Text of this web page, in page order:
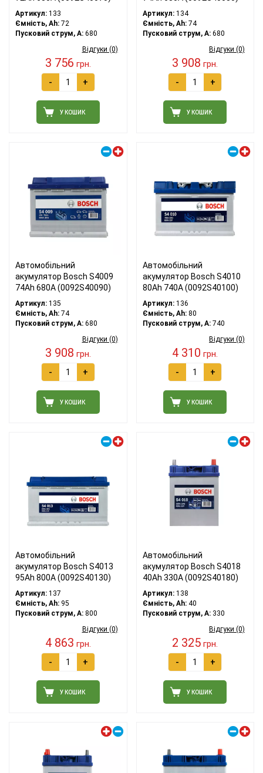
Артикул: 133
Ємність, Ah: 72
Пусковий струм, A: 680
Відгуки (0)
3 756 грн.
- +
У КОШИК
Артикул:134
Ємність, Ah:74
Пусковий струм, A:680
Відгуки (0)
3 908 грн.
- +
У КОШИК
Автомобільний
акумулятор Bosch S4009
74Ah 680A (0092S40090)
Артикул: 135
Ємність, Ah: 74
Пусковий струм, A: 680
Відгуки (0)
3 908 грн.
- +
У КОШИК
Автомобільний
акумулятор Bosch S4010
80Ah 740A (0092S40100)
Артикул:136
Ємність, Ah:80
Пусковий струм, A:740
Відгуки (0)
4 310 грн.
- +
У КОШИК
Автомобільний
акумулятор Bosch S4013
95Ah 800A (0092S40130)
Артикул: 137
Ємність, Ah: 95
Пусковий струм, A: 800
Відгуки (0)
4 863 грн.
- +
У КОШИК
Автомобільний
акумулятор Bosch S4018
40Ah 330A (0092S40180)
Артикул:138
Ємність, Ah:40
Пусковий струм, A:330
Відгуки (0)
2 325 грн.
- +
У КОШИК